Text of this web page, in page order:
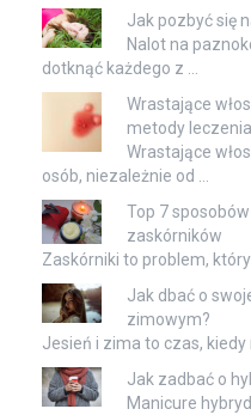
Jak pozbyć się
Nalot na
dotknąć każdego z …
Wrastające
metody leczenia
Wrastające
osób, niezależnie od …
Top 7
zaskórników
Zaskórniki to problem,
Jak dbać o
zimowym?
Jesień i zima to czas, kiedy
Jak zadbać o
Manicure